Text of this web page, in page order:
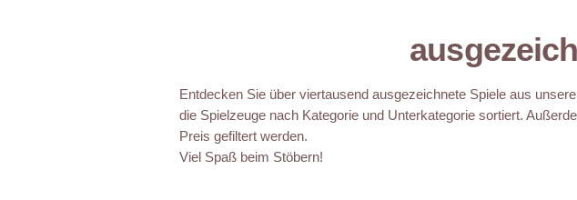
Entdecken Sie über viertausend ausgezeichnete Spiele aus
die Spielzeuge nach Kategorie und Unterkategorie sortiert.
Preis gefiltert werden.
Viel Spaß beim Stöbern!